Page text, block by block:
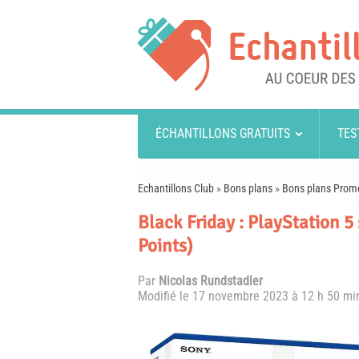
ÉCHANTILLONS GRATUITS
Echantillons Club » Bons plans » Bons plans
Black Friday : PlayStation
Points)
Par Nicolas Rundstadler
Modifié le 17 novembre 2023 à 12 h 50